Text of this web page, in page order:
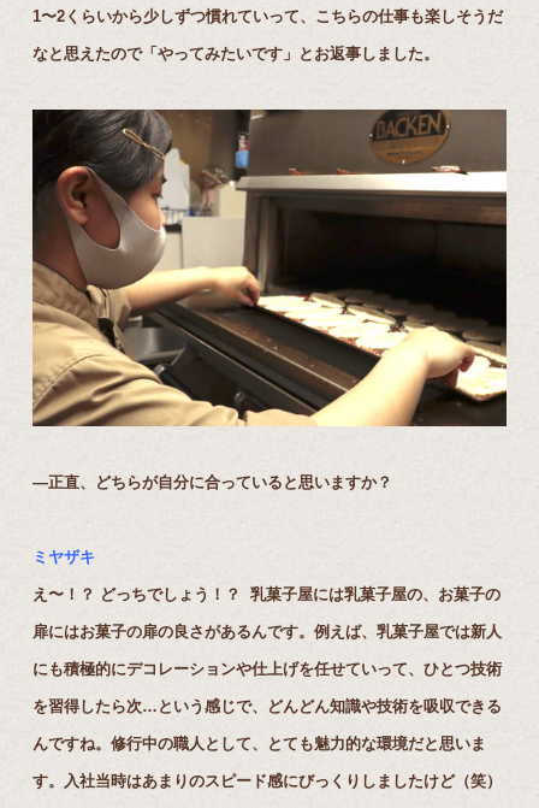
1〜2くらいから少しずつ慣れていって、こちらの仕事も楽しそうだ
なと思えたので「やってみたいです」とお返事しました。
―正直、どちらが自分に合っていると思いますか？
ミヤザキ
え〜！？ どっちでしょう！？ 乳菓子屋には乳菓子屋の、お菓子の
扉にはお菓子の扉の良さがあるんです。例えば、乳菓子屋では新人
にも積極的にデコレーションや仕上げを任せていって、ひとつ技術
を習得したら次…という感じで、どんどん知識や技術を吸収できる
んですね。修行中の職人として、とても魅力的な環境だと思いま
す。入社当時はあまりのスピード感にびっくりしましたけど（笑）